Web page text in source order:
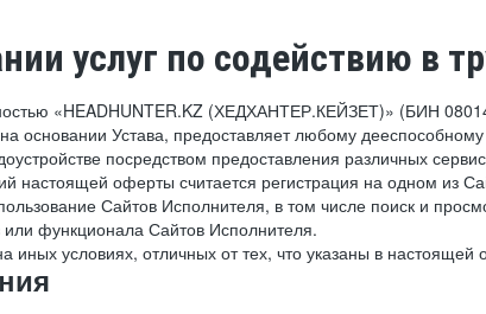
услуг по содействию в
«HEADHUNTER.KZ (ХЕДХАНТЕР.КЕЙЗЕТ)» (БИН
основании Устава, предоставляет любому
посредством предоставления различных
настоящей оферты считается регистрация на одном
Сайтов Исполнителя, в том числе поиск и
функционала Сайтов Исполнителя.
условиях, отличных от тех, что указаны в настоящей